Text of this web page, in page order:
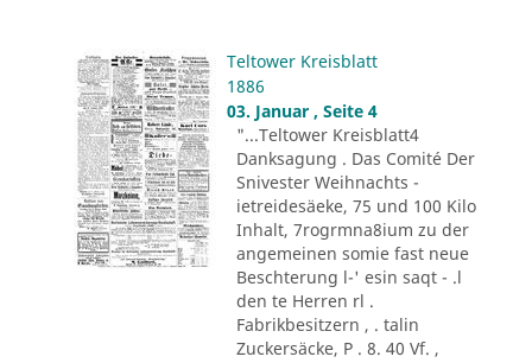
Teltower Kreisblatt
1886
03. Januar , Seite 4
"...Teltower Kreisblatt4
Danksagung . Das Comité Der
Snivester Weihnachts -
ietreidesäeke, 75 und 100 Kilo
Inhalt, 7rogrmna8ium zu der
angemeinen somie fast neue
Beschterung l-' esin saqt - .l
den te Herren rl .
Fabrikbesitzern , . talin
Zuckersäcke, P . 8. 40 Vf. ,